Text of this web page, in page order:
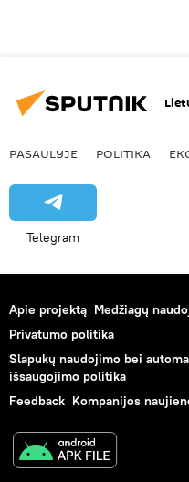
PASAULYJE POLITIKA
Telegram
Apie projektą Medžiagų
Privatumo politika
Slapukų naudojimo bei
išsaugojimo politika
Feedback Kompanijos